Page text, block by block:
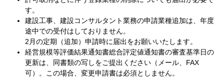
す。
建設工事、建設コンサルタント業務の申請業種追加は、年度
途中での受付はしておりません。
2月の定期（追加）申請時に届出をお願いいたします。
経営規模等評価結果通知書総合評定値通知書の審査基準日の
更新は、同書類の写しをご提出ください（メール、FAX
可）。この場合、変更申請書は必須としません。